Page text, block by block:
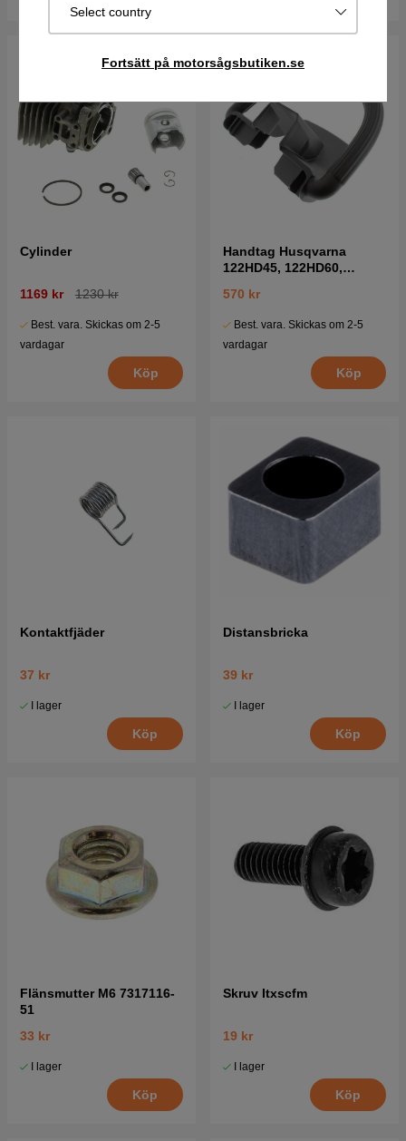
Select country
Fortsätt på motorsågsbutiken.se
Cylinder
1169 kr 1230 kr
Best. vara. Skickas om 2-5
vardagar
Köp
Handtag Husqvarna
122HD45, 122HD60,
570 kr
Best. vara. Skickas om 2-5
vardagar
Köp
Kontaktfjäder
37 kr
I lager
Köp
Distansbricka
39 kr
I lager
Köp
Flänsmutter M6 7317116-
51
33 kr
I lager
Köp
Skruv Itxscfm
19 kr
I lager
Köp